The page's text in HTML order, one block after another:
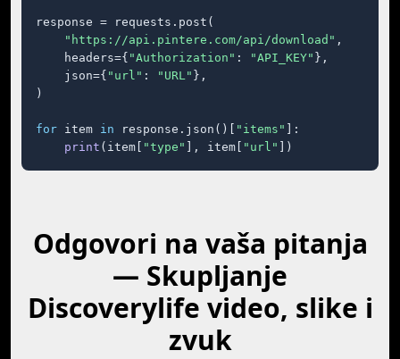
response = requests.post(
"https://api.pintere.com/api/download" ,
    headers={
"Authorization" : "API_KEY" },
    json={
"url" : "URL" },
)
for item in response.json()[ "items"
]:
print (item[ "type" ], item[ "url" ])
Odgovori na vaša pitanja
— Skupljanje
Discoverylife video, slike i
zvuk